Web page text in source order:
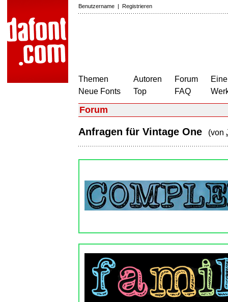
Benutzername | Registrieren
Themen
Neue Fonts
Autoren
Top
Forum
FAQ
Forum
Anfragen für Vintage One (von